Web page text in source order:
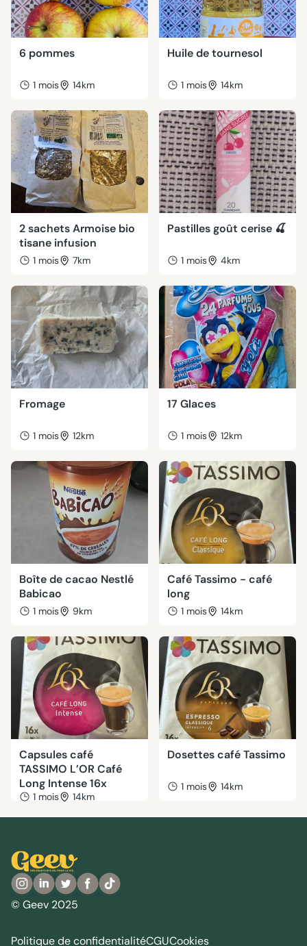
6 pommes
1 mois 14km
Huile de tournesol
1 mois 14km
2 sachets Armoise bio
tisane infusion
1 mois 7km
Pastilles goût cerise 🍒
1 mois 4km
Fromage
1 mois 12km
17 Glaces
1 mois 12km
Boîte de cacao Nestlé
Babicao
1 mois 9km
Café Tassimo - café
long
1 mois 14km
Capsules café
TASSIMO L’OR Café
Long Intense 16x
1 mois 14km
Dosettes café Tassimo
1 mois 14km
© Geev 2025
Politique de confidentialitéCGUCookies